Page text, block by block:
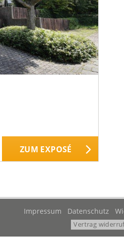
ZUM EXPOSÉ
Impressum Datenschutz
Vertrag